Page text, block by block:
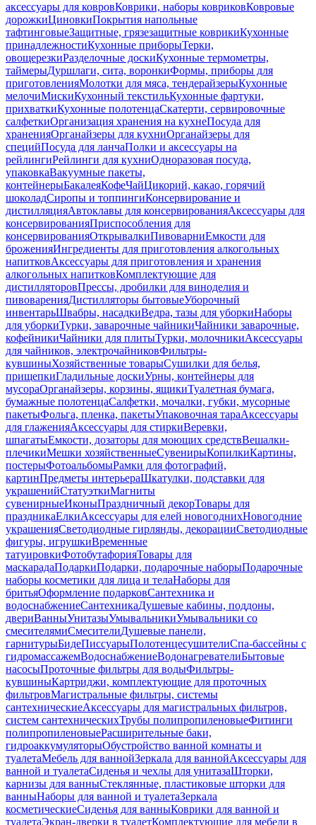
аксессуары для ковровКоврики, наборы ковриковКовровые
дорожкиЦиновкиПокрытия напольные
тафтинговыеЗащитные, грязезащитные коврикиКухонные
принадлежностиКухонные приборыТерки,
овощерезкиРазделочные доскиКухонные термометры,
таймерыДуршлаги, сита, воронкиФормы, приборы для
приготовленияМолотки для мяса, тендерайзерыКухонные
мелочиМискиКухонный текстильКухонные фартуки,
прихваткиКухонные полотенцаСкатерти, сервировочные
салфеткиОрганизация хранения на кухнеПосуда для
храненияОрганайзеры для кухниОрганайзеры для
специйПосуда для ланчаПолки и аксессуары на
рейлингиРейлинги для кухниОдноразовая посуда,
упаковкаВакуумные пакеты,
контейнерыБакалеяКофеЧайЦикорий, какао, горячий
шоколадСиропы и топпингиКонсервирование и
дистилляцияАвтоклавы для консервированияАксессуары для
консервированияПриспособления для
консервированияОткрывалкиПивоварниЕмкости для
броженияИнгредиенты для приготовления алкогольных
напитковАксессуары для приготовления и хранения
алкогольных напитковКомплектующие для
дистилляторовПрессы, дробилки для виноделия и
пивоваренияДистилляторы бытовыеУборочный
инвентарьШвабры, насадкиВедра, тазы для уборкиНаборы
для уборкиТурки, заварочные чайникиЧайники заварочные,
кофейникиЧайники для плитыТурки, молочникиАксессуары
для чайников, электрочайниковФильтры-
кувшиныХозяйственные товарыСушилки для белья,
прищепкиГладильные доскиУрны, контейнеры для
мусораОрганайзеры, корзины, ящикиТуалетная бумага,
бумажные полотенцаСалфетки, мочалки, губки, мусорные
пакетыФольга, пленка, пакетыУпаковочная тараАксессуары
для глаженияАксессуары для стиркиВеревки,
шпагатыЕмкости, дозаторы для моющих средствВешалки-
плечикиМешки хозяйственныеСувенирыКопилкиКартины,
постерыФотоальбомыРамки для фотографий,
картинПредметы интерьераШкатулки, подставки для
украшенийСтатуэткиМагниты
сувенирныеИконыПраздничный декорТовары для
праздникаЕлкиАксессуары для елей новогоднихНовогодние
украшенияСветодиодные гирлянды, декорацииСветодиодные
фигуры, игрушкиВременные
татуировкиФотобутафорияТовары для
маскарадаПодаркиПодарки, подарочные наборыПодарочные
наборы косметики для лица и телаНаборы для
бритьяОформление подарковСантехника и
водоснабжениеСантехникаДушевые кабины, поддоны,
двериВанныУнитазыУмывальникиУмывальники со
смесителямиСмесителиДушевые панели,
гарнитурыБидеПиссуарыПолотенцесушителиСпа-бассейны с
гидромассажемВодоснабжениеВодонагревателиБытовые
насосыПроточные фильтры для водыФильтры-
кувшиныКартриджи, комплектующие для проточных
фильтровМагистральные фильтры, системы
сантехническиеАксессуары для магистральных фильтров,
систем сантехническихТрубы полипропиленовыеФитинги
полипропиленовыеРасширительные баки,
гидроаккумуляторыОбустройство ванной комнаты и
туалетаМебель для ваннойЗеркала для ваннойАксессуары для
ванной и туалетаСиденья и чехлы для унитазаШторки,
карнизы для ванныСтеклянные, пластиковые шторки для
ванныНаборы для ванной и туалетаЗеркала
косметическиеСиденья для ванныКоврики для ванной и
туалетаЭкран-дверки в туалетКомплектующие для мебели в